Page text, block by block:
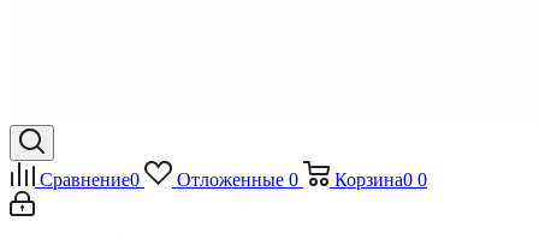
Сравнение0 Отложенные 0 Корзина0 0